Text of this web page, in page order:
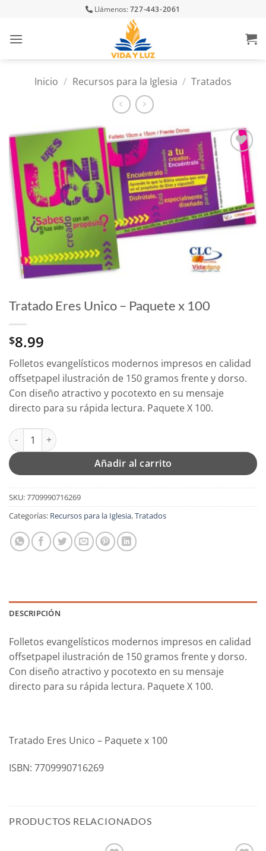
content
Llámenos:727-443-2061
Inicio / Recursos para la Iglesia / Tratados
Añadir
a la
lista
deseos
Tratado Eres Unico – Paquete x 100
$8.99
Folletos evangelísticos modernos impresos en calidad
offsetpapel ilustración de 150 gramos frente y dorso.
Con diseño atractivo y pocotexto en su mensaje
directo para su rápida lectura. Paquete X 100.
Tratado Eres Unico - Paquete x 100 cantidad
Añadir al carrito
SKU:7709990716269
Categorías: Recursos para la Iglesia,Tratados
DESCRIPCIÓN
Folletos evangelísticos modernos impresos en calidad
offsetpapel ilustración de 150 gramos frente y dorso.
Con diseño atractivo y pocotexto en su mensaje
directo para su rápida lectura. Paquete X 100.
Tratado Eres Unico – Paquete x 100
ISBN: 7709990716269
PRODUCTOS RELACIONADOS